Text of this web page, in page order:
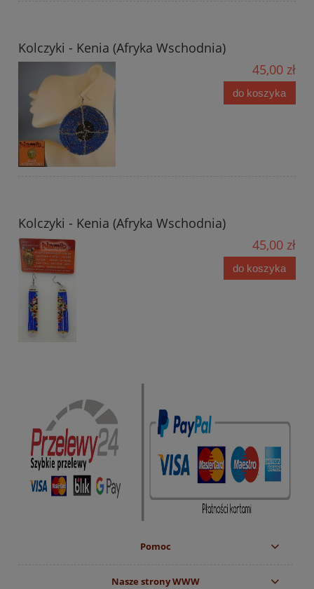
Kolczyki - Kenia (Afryka Wschodnia)
45,00 zł
do koszyka
Kolczyki - Kenia (Afryka Wschodnia)
45,00 zł
do koszyka
Pomoc
Nasze strony WWW